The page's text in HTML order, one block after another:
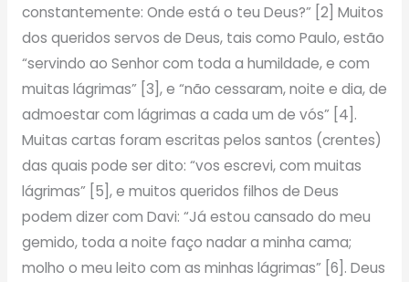
constantemente: Onde está o teu Deus?” [2] Muitos
dos queridos servos de Deus, tais como Paulo, estão
“servindo ao Senhor com toda a humildade, e com
muitas lágrimas” [3], e “não cessaram, noite e dia, de
admoestar com lágrimas a cada um de vós” [4].
Muitas cartas foram escritas pelos santos (crentes)
das quais pode ser dito: “vos escrevi, com muitas
lágrimas” [5], e muitos queridos filhos de Deus
podem dizer com Davi: “Já estou cansado do meu
gemido, toda a noite faço nadar a minha cama;
molho o meu leito com as minhas lágrimas” [6]. Deus